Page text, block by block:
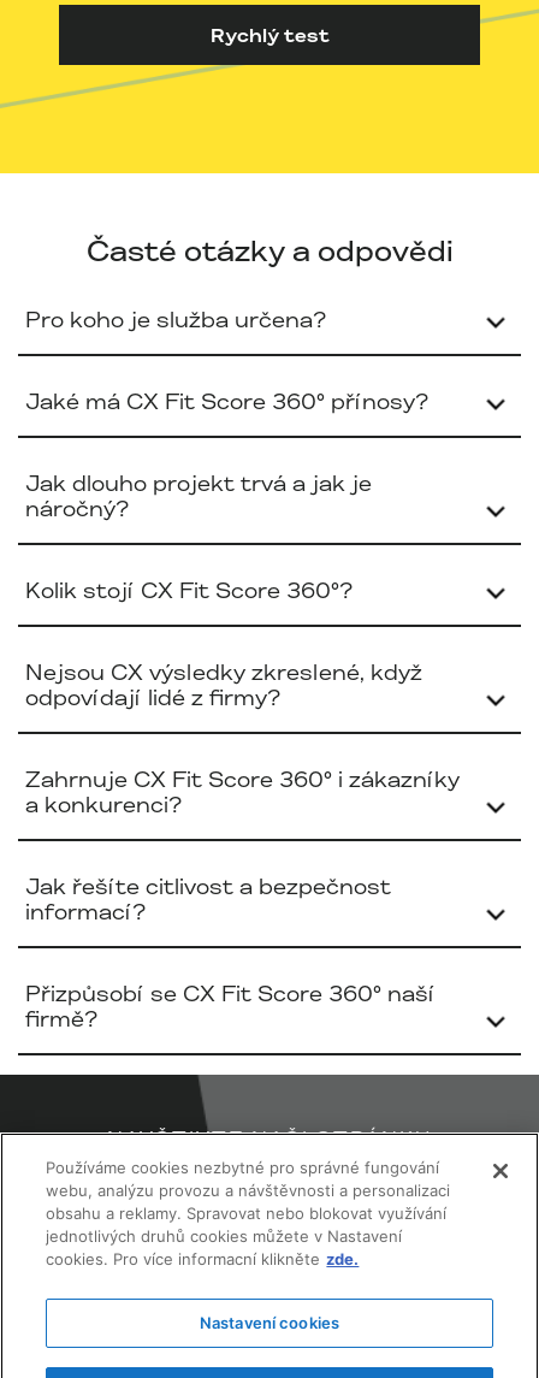
Rychlý test
Časté otázky a odpovědi
Pro koho je služba určena?
Jaké má CX Fit Score 360° přínosy?
Jak dlouho projekt trvá a jak je
náročný?
Kolik stojí CX Fit Score 360°?
Nejsou CX výsledky zkreslené, když
odpovídají lidé z firmy?
Zahrnuje CX Fit Score 360° i zákazníky
a konkurenci?
Jak řešíte citlivost a bezpečnost
informací?
Přizpůsobí se CX Fit Score 360° naší
firmě?
NAVŠTIVTE NAŠI STRÁNKU
VML.com
Jsme členyWPP Group
Používáme cookies nezbytné pro správné fungování
webu, analýzu provozu a návštěvnosti a personalizaci
obsahu a reklamy. Spravovat nebo blokovat využívání
jednotlivých druhů cookies můžete v Nastavení
cookies. Pro více informacní klikněte zde.
Nastavení cookies